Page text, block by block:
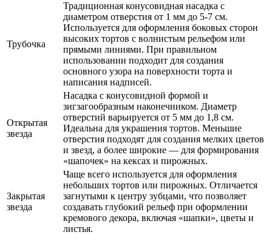
Трубочка
Традиционная конусовидная насадка с
диаметром отверстия от 1 мм до 5-7 см.
Используется для оформления боковых сторон
высоких тортов с волнистым рельефом или
прямыми линиями. При правильном
использовании подходит для создания
основного узора на поверхности торта и
написания надписей.
Открытая
звезда
Насадка с конусовидной формой и
зигзагообразным наконечником. Диаметр
отверстий варьируется от 5 мм до 1,8 см.
Идеальна для украшения тортов. Меньшие
отверстия подходят для создания мелких цветов
и звезд, а более широкие — для формирования
«шапочек» на кексах и пирожных.
Закрытая
звезда
Чаще всего используется для оформления
небольших тортов или пирожных. Отличается
загнутыми к центру зубцами, что позволяет
создавать глубокий рельеф при оформлении
кремового декора, включая «шапки», цветы и
листья.